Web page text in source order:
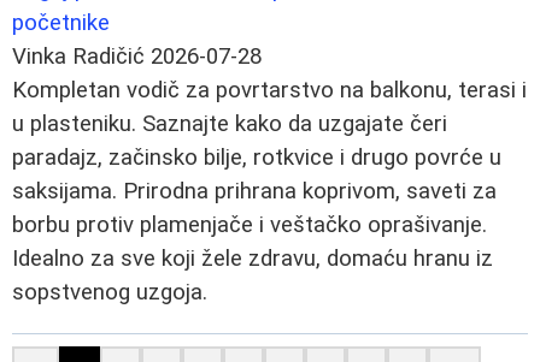
početnike
Vinka Radičić 2026-07-28
Kompletan vodič za povrtarstvo na balkonu, terasi i
u plasteniku. Saznajte kako da uzgajate čeri
paradajz, začinsko bilje, rotkvice i drugo povrće u
saksijama. Prirodna prihrana koprivom, saveti za
borbu protiv plamenjače i veštačko oprašivanje.
Idealno za sve koji žele zdravu, domaću hranu iz
sopstvenog uzgoja.